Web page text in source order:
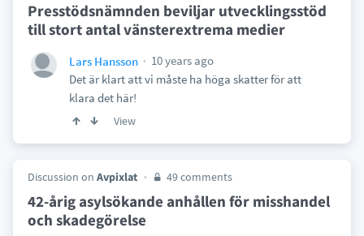
Presstödsnämnden beviljar utvecklingsstöd
till stort antal vänsterextrema medier
Lars Hansson
10 years ago
Det är klart att vi måste ha höga skatter för att
klara det här!
View
Discussion on Avpixlat 49 comments
42-årig asylsökande anhållen för misshandel
och skadegörelse